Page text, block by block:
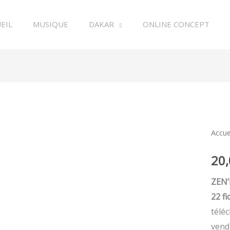
MUSIQUE DAKAR ONLINE CONCEPT
22
32